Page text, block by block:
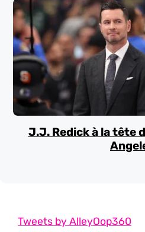
J.J. Redick à la tête
Tweets by AlleyOop360